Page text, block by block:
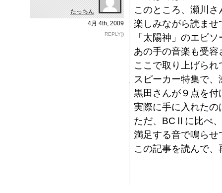
たっちん
4月 4th, 2009
REPLY))
このところ、瀬川
楽しみながら読ま
「太陽神」のエピ
あの手の音楽も受
ここで取り上げら
スピーカー特集で
黒田さんが９点を
実際に手に入れた
ただ、BCⅡに比べ
満足する音で鳴らせ
この記事を読んで